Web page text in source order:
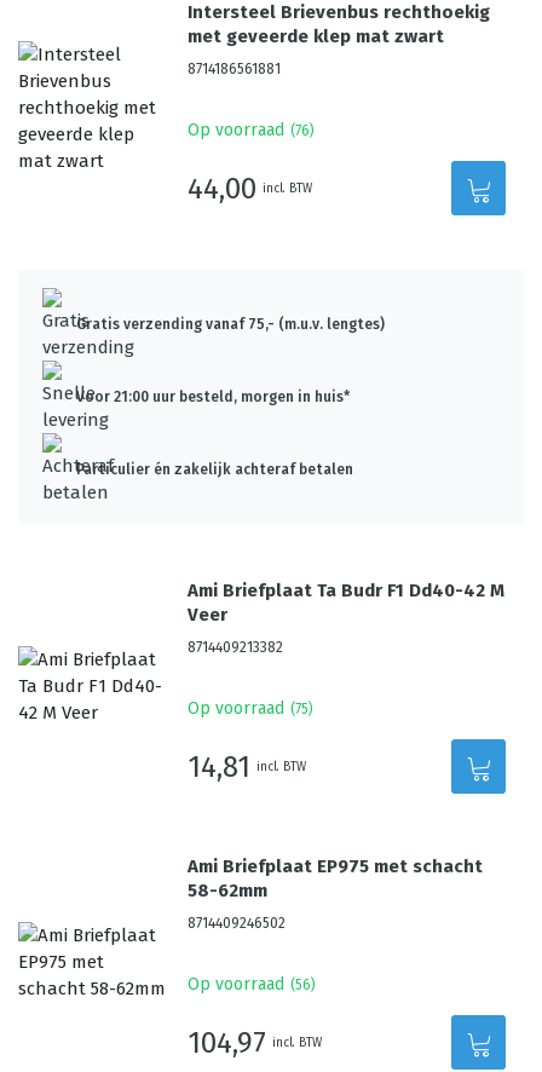
Intersteel Brievenbus rechthoekig
met geveerde klep mat zwart
8714186561881
Op voorraad (76)
44,00 incl. BTW
Gratis verzending vanaf 75,- (m.u.v. lengtes)
Voor 21:00 uur besteld, morgen in huis*
Particulier én zakelijk achteraf betalen
Ami Briefplaat Ta Budr F1 Dd40-42 M
Veer
8714409213382
Op voorraad (75)
14,81 incl. BTW
Ami Briefplaat EP975 met schacht
58-62mm
8714409246502
Op voorraad (56)
104,97 incl. BTW